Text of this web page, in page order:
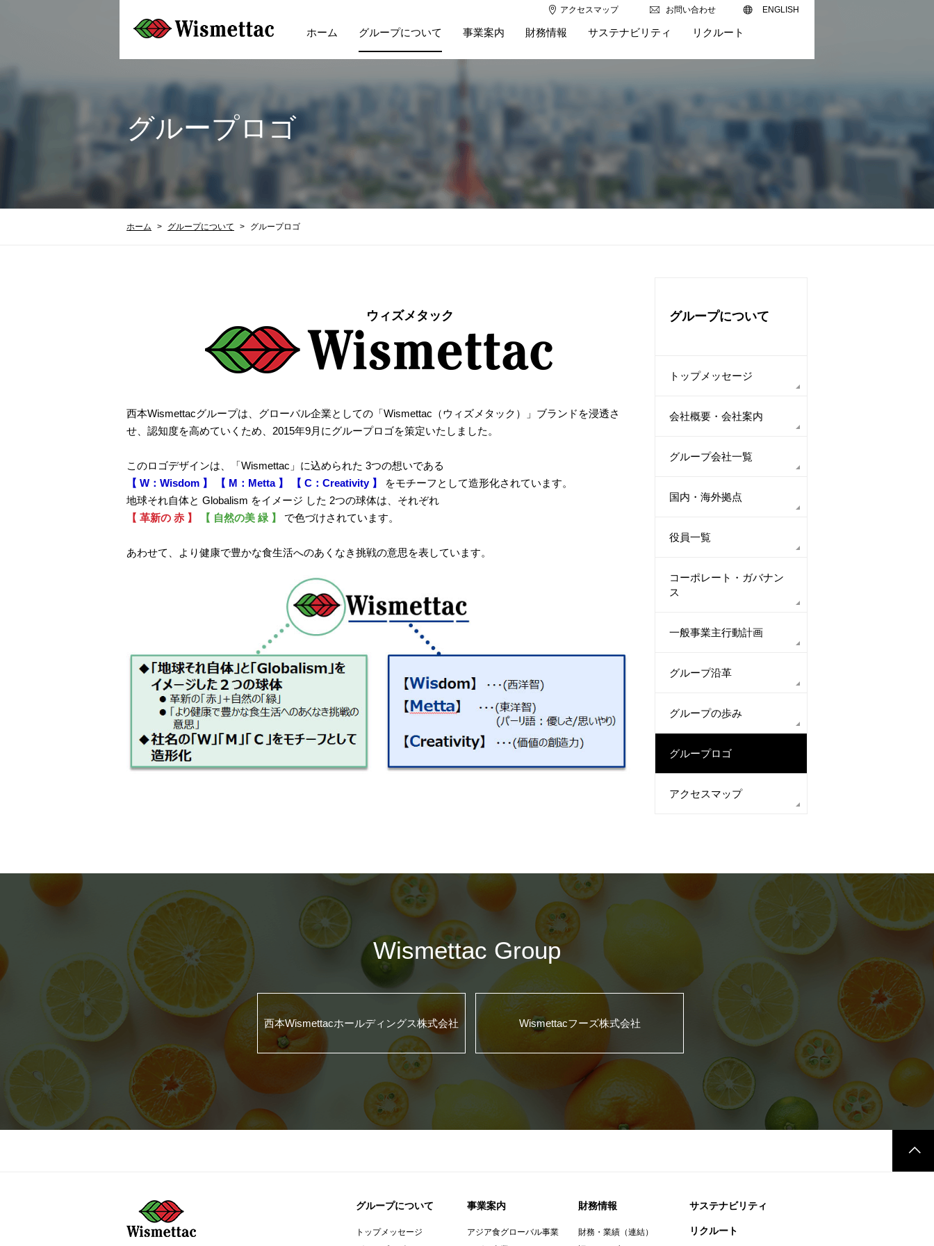
ホーム グループについて 事業案内 財務情報 サステナビリティ リクルート
お問い合わせ
アクセスマップ ENGLISH
グループロゴ
ホーム グループについて グループロゴ
グループについて
トップメッセージ
会社概要・会社案内
グループ会社一覧
国内・海外拠点
役員一覧
コーポレート・ガバナン
ス
一般事業主行動計画
グループ沿革
グループの歩み
グループロゴ
アクセスマップ
ウィズメタック
西本Wismettacグループは、グローバル企業としての「Wismettac（ウィズメタック）」ブランドを浸透さ
せ、認知度を高めていくため、2015年9月にグループロゴを策定いたしました。
このロゴデザインは、「Wismettac」に込められた 3つの想いである
【 W：Wisdom 】 【 M：Metta 】 【 C：Creativity 】
をモチーフとして造形化されています。
地球それ自体と Globalism をイメージ した 2つの球体は、それぞれ
【 革新の 赤 】
【 自然の美 緑 】 で色づけされています。
あわせて、より健康で豊かな食生活へのあくなき挑戦の意思を表しています。
Wismettac Group
西本Wismettacホールディングス株式会社 Wismettacフーズ株式会社
グループについて
トップメッセージ
事業案内
アジア食グローバル事業
財務情報
財務・業績（連結）
サステナビリティ
リクルート